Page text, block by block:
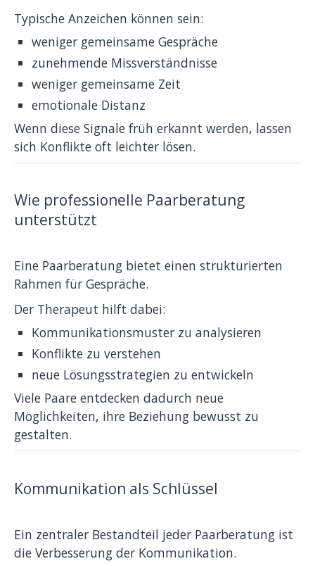
Typische Anzeichen können sein:
weniger gemeinsame Gespräche
zunehmende Missverständnisse
weniger gemeinsame Zeit
emotionale Distanz
Wenn diese Signale früh erkannt werden, lassen
sich Konflikte oft leichter lösen.
Wie professionelle Paarberatung
unterstützt
Eine Paarberatung bietet einen strukturierten
Rahmen für Gespräche.
Der Therapeut hilft dabei:
Kommunikationsmuster zu analysieren
Konflikte zu verstehen
neue Lösungsstrategien zu entwickeln
Viele Paare entdecken dadurch neue
Möglichkeiten, ihre Beziehung bewusst zu
gestalten.
Kommunikation als Schlüssel
Ein zentraler Bestandteil jeder Paarberatung ist
die Verbesserung der Kommunikation.